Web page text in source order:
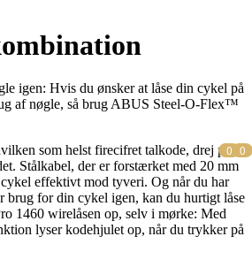
0 0
igen: Hvis du ønsker at låse din cykel på
af nøgle, så brug ABUS Steel-O-Flex™
som helst firecifret talkode, drej på
Stålkabel, der er forstærket med 20 mm
effektivt mod tyveri. Og når du har
brug for din cykel igen, kan du hurtigt låse
1460 wirelåsen op, selv i mørke: Med
lyser kodehjulet op, når du trykker på